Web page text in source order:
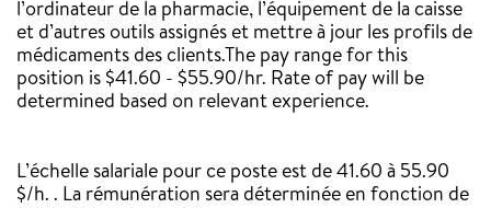
l’ordinateur de la pharmacie, l’équipement de la caisse
et d’autres outils assignés et mettre à jour les profils de
médicaments des clients. The pay range for this
position is $41.60 - $55.90/hr. Rate of pay will be
determined based on relevant experience.
L’échelle salariale pour ce poste est de 41.60 à 55.90
$/h. . La rémunération sera déterminée en fonction de